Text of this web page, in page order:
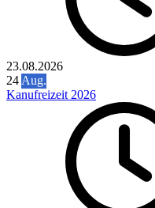
23.08.2026
24 Aug.
Kanufreizeit 2026